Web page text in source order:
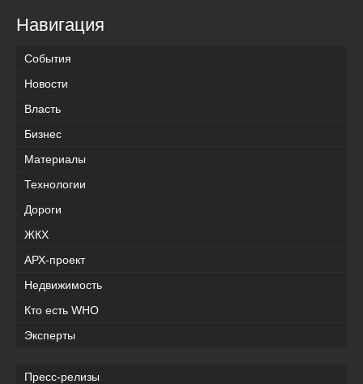
Навигация
События
Новости
Власть
Бизнес
Материалы
Технологии
Дороги
ЖКХ
АРХ-проект
Недвижимость
Кто есть WHO
Эксперты
Пресс-релизы